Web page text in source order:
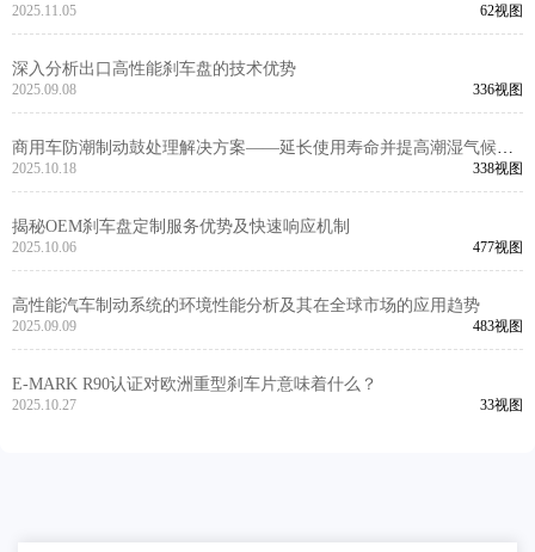
察
2025.11.05 62视图
深入分析出口高性能刹车盘的技术优势
2025.09.08 336视图
商用车防潮制动鼓处理解决方案——延长使用寿命并提高潮湿气候下
的安全性
2025.10.18 338视图
揭秘OEM刹车盘定制服务优势及快速响应机制
2025.10.06 477视图
高性能汽车制动系统的环境性能分析及其在全球市场的应用趋势
2025.09.09 483视图
E-MARK R90认证对欧洲重型刹车片意味着什么？
2025.10.27 33视图